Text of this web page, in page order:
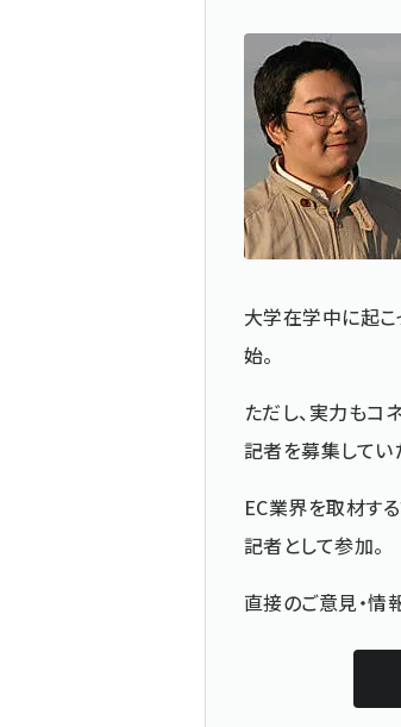
大学在学中に起
始。
ただし、実力もコ
記者を募集してい
EC業界を取材す
記者として参加。
直接のご意見・